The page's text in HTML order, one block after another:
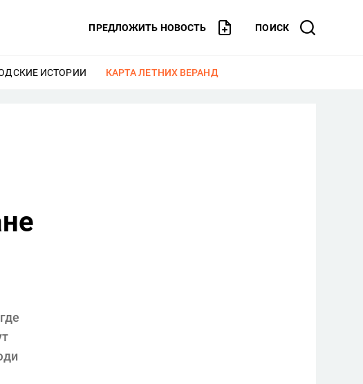
ПРЕДЛОЖИТЬ НОВОСТЬ ПОИСК
ИСТОРИИ ЕЩЕ
КАРТА ЛЕТНИХ ВЕРАНД